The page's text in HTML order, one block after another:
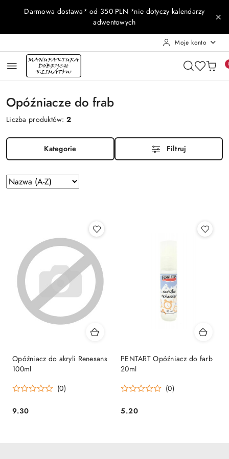
Przejdź do treści głównej
Przejdź do wyszukiwarki
Przejdź do moje konto
Przejdź do menu głównego
Przejdź do stopki
Darmowa dostawa* od 350 PLN *nie dotyczy kalendarzy
adwentowych
Moje konto
Opóźniacze do frab
Liczba produktów:2
Kategorie Filtruj
Zastosowano
sortowanie:
Sortuj
według
Opóźniacz do akryli Renesans
100ml
(0)
Cena:
9.30
PENTART Opóźniacz do farb
20ml
(0)
Cena:
5.20